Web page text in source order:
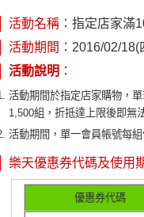
活動名稱： 指定店家滿
活動期間： 2016/02/18(
活動說明 ：
活動期間於指定店家購物，
1,500組，折抵達上限後即無
活動期間，單一會員帳號每
樂天優惠券代碼及使用
優惠券代碼